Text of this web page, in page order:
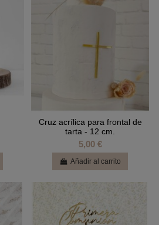
Cruz acrílica para frontal de
tarta - 12 cm.
5,00 €
Añadir al carrito